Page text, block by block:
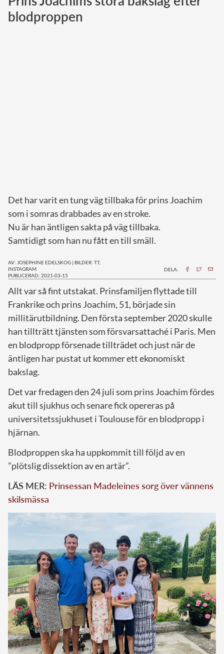
blodproppen
Det har varit en tung väg tillbaka för prins Joachim
som i somras drabbades av en stroke.
Nu är han äntligen sakta på väg tillbaka.
Samtidigt som han nu fått en till smäll.
AV: JOSEPHINE EDELSKOG | BILDER: TT,
INSTAGRAM
PUBLICERAD: 2021-03-15
DELA:
Allt var så fint utstakat. Prinsfamiljen flyttade till
Frankrike och prins Joachim, 51, började sin
millitärutbildning. Den första september 2020 skulle
han tillträtt tjänsten som försvarsattaché i Paris. Men
en blodpropp försenade tillträdet och just när de
äntligen har pustat ut kommer ett ekonomiskt
bakslag.
Det var fredagen den 24 juli som prins Joachim fördes
akut till sjukhus och senare fick opereras på
universitetssjukhuset i Toulouse för en blodpropp i
hjärnan.
Blodproppen ska ha uppkommit till följd av en
”plötslig dissektion av en artär”.
LÄS MER: Prinsessan Madeleines sorg över vännens
skilsmässa